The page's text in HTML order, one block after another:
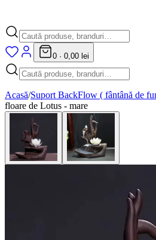
0 · 0,00 lei
Acasă/Suport BackFlow ( fântână de
floare de Lotus - mare